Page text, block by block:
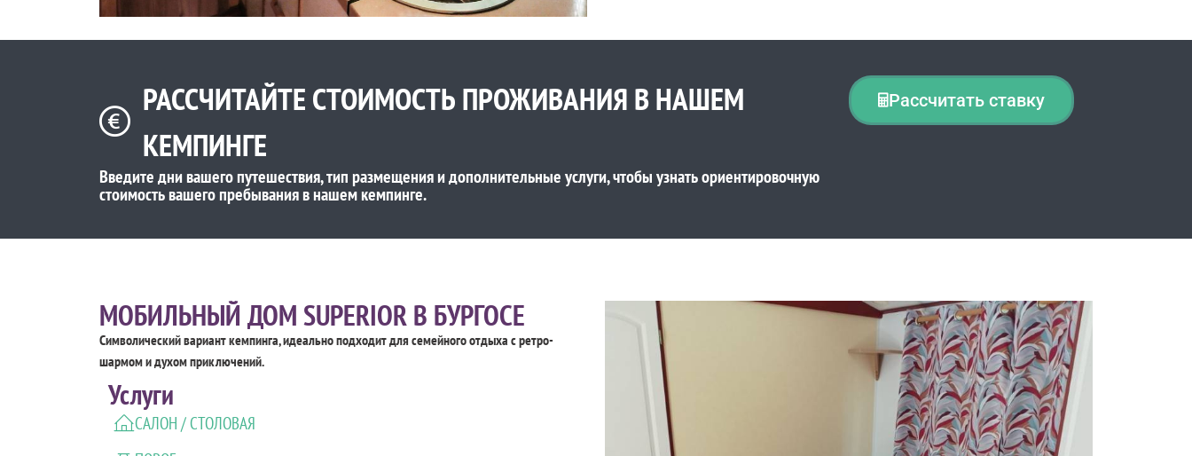
РАССЧИТАЙТЕ СТОИМОСТЬ ПРОЖИВАНИЯ В НАШЕМ
КЕМПИНГЕ
Введите дни вашего путешествия, тип размещения и дополнительные услуги, чтобы узнать ориентировочную
стоимость вашего пребывания в нашем кемпинге.
Рассчитать ставку
МОБИЛЬНЫЙ ДОМ SUPERIOR В БУРГОСЕ
Символический вариант кемпинга, идеально подходит для семейного отдыха с ретро-
шармом и духом приключений.
Услуги
САЛОН / СТОЛОВАЯ